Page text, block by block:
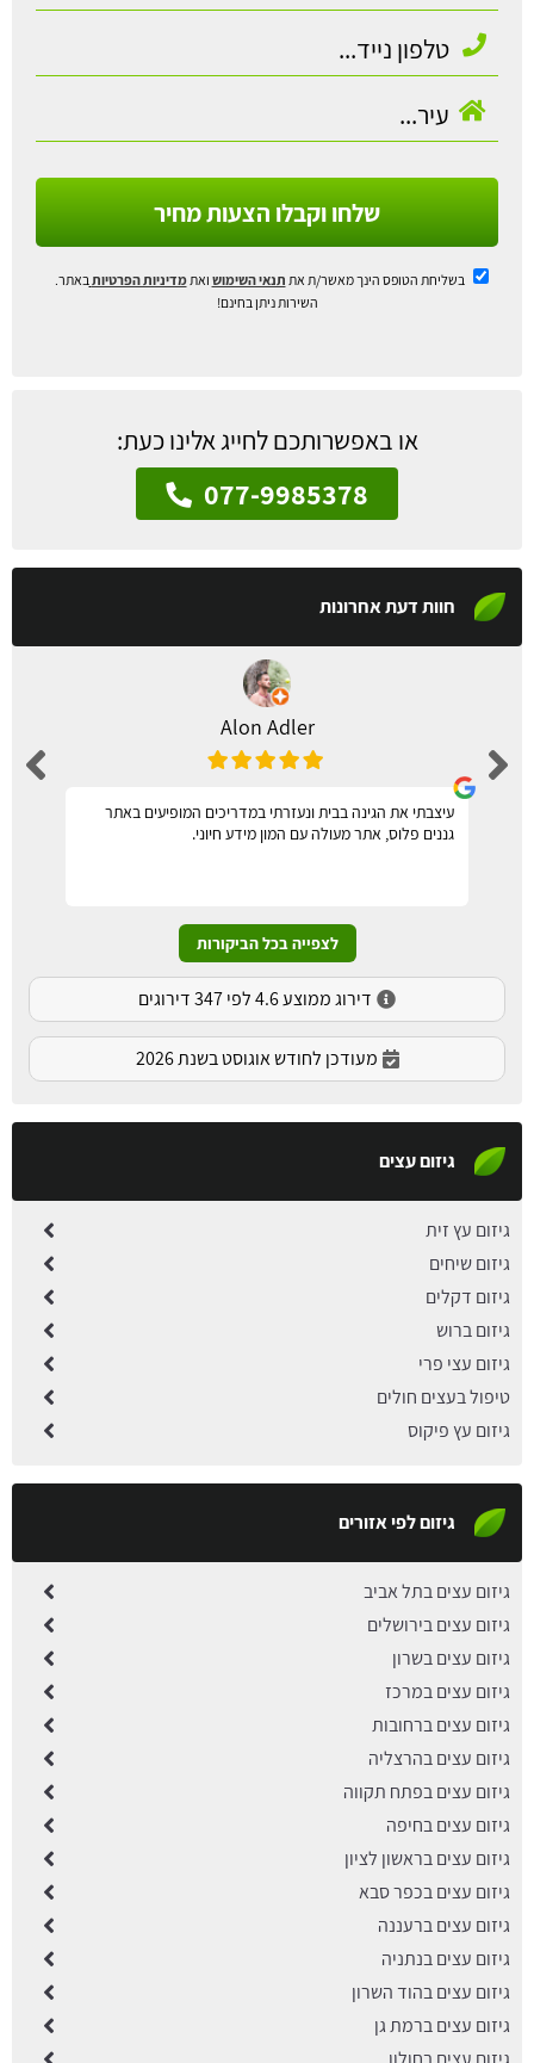
שלחו וקבלו הצעות מחיר
בשליחת הטופס הינך מאשר/ת את תנאי השימוש ואתמדיניות הפרטיותבאתר.
השירות ניתן בחינם!
או באפשרותכם לחייג אלינו כעת:
077-9985378
חוות דעת אחרונות
Alon Adler
עיצבתי את הגינה בבית ונעזרתי במדריכים המופיעים באתר
גננים פלוס, אתר מעולה עם המון מידע חיוני.
לצפייה בכל הביקורות
דירוג ממוצע 4.6 לפי 347 דירוגים
מעודכן לחודש אוגוסט בשנת 2026
גיזום עצים
גיזום עץ זית
גיזום שיחים
גיזום דקלים
גיזום ברוש
גיזום עצי פרי
טיפול בעצים חולים
גיזום עץ פיקוס
גיזום לפי אזורים
גיזום עצים בתל אביב
גיזום עצים בירושלים
גיזום עצים בשרון
גיזום עצים במרכז
גיזום עצים ברחובות
גיזום עצים בהרצליה
גיזום עצים בפתח תקווה
גיזום עצים בחיפה
גיזום עצים בראשון לציון
גיזום עצים בכפר סבא
גיזום עצים ברעננה
גיזום עצים בנתניה
גיזום עצים בהוד השרון
גיזום עצים ברמת גן